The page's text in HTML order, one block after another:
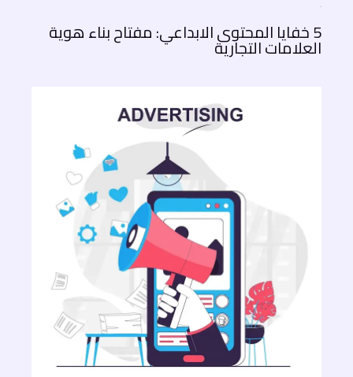
5 خفايا المحتوى الابداعي: مفتاح بناء هوية
العلامات التجارية